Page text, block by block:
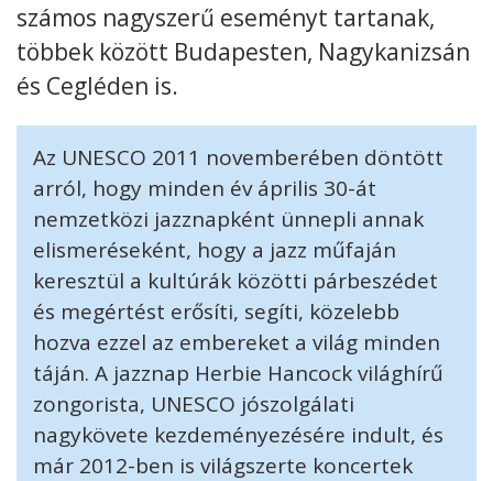
Adatkezelési tájékoztató Impresszum
Technikai információk
számos nagyszerű eseményt tartanak,
többek között Budapesten, Nagykanizsán
és Cegléden is.
Az UNESCO 2011 novemberében döntött
arról, hogy minden év április 30-át
nemzetközi jazznapként ünnepli annak
elismeréseként, hogy a jazz műfaján
keresztül a kultúrák közötti párbeszédet
és megértést erősíti, segíti, közelebb
hozva ezzel az embereket a világ minden
táján. A jazznap Herbie Hancock világhírű
zongorista, UNESCO jószolgálati
nagykövete kezdeményezésére indult, és
már 2012-ben is világszerte koncertek